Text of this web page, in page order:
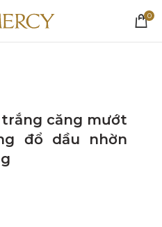
0
căng mướt
đổ dầu nhờn